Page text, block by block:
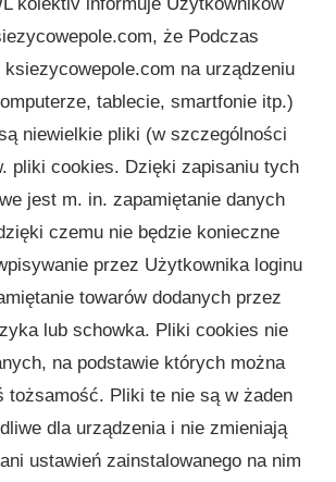
kolektiv informuje Użytkowników
że Podczas
na urządzeniu
tablecie, smartfonie itp.)
niewielkie pliki (w szczególności
pliki cookies. Dzięki zapisaniu tych
jest m. in. zapamiętanie danych
czemu nie będzie konieczne
przez Użytkownika loginu
towarów dodanych przez
lub schowka. Pliki cookies nie
na podstawie których można
tożsamość. Pliki te nie są w żaden
dla urządzenia i nie zmieniają
ustawień zainstalowanego na nim